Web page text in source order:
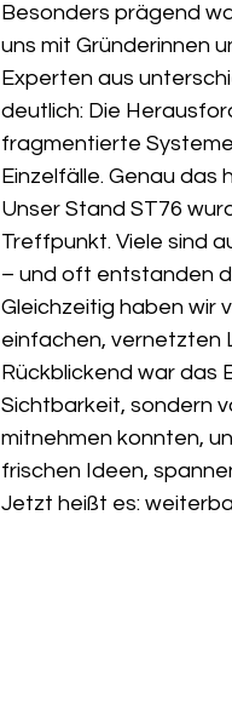
Besonders prägend
uns mit Gründerinnen
Experten aus
deutlich: Die
fragmentierte
Einzelfälle. Genau das
Unser Stand ST76
Treffpunkt. Viele sind
– und oft entstanden
Gleichzeitig haben wir
einfachen, vernetzten
Rückblickend war das
Sichtbarkeit, sondern
mitnehmen konnten,
frischen Ideen,
Jetzt heißt es: